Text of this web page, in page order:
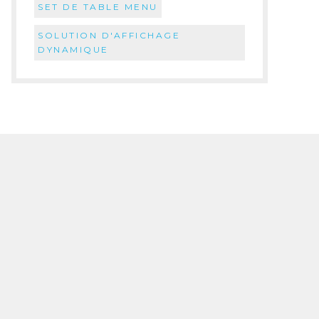
SET DE TABLE MENU
SOLUTION D'AFFICHAGE
DYNAMIQUE